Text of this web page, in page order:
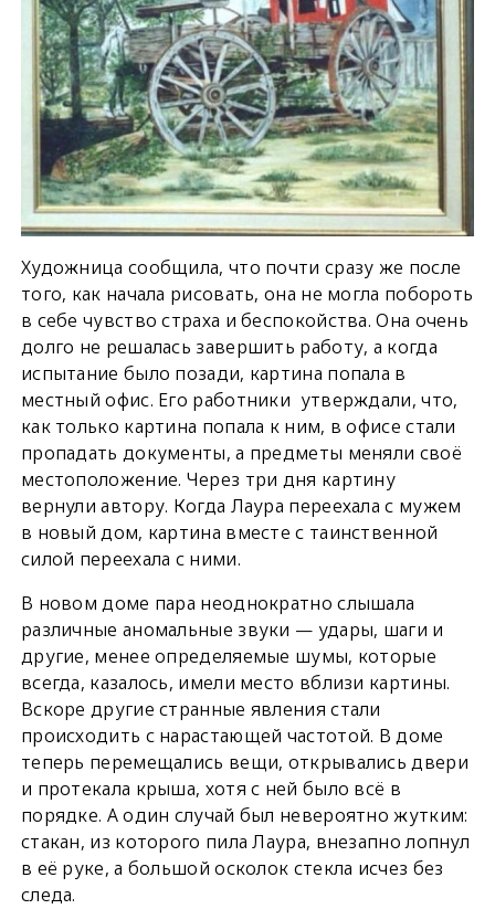
Художница сообщила, что почти сразу же после
того, как начала рисовать, она не могла побороть
в себе чувство страха и беспокойства. Она очень
долго не решалась завершить работу, а когда
испытание было позади, картина попала в
местный офис. Его работники утверждали, что,
как только картина попала к ним, в офисе стали
пропадать документы, а предметы меняли своё
местоположение. Через три дня картину
вернули автору. Когда Лаура переехала с мужем
в новый дом, картина вместе с таинственной
силой переехала с ними.
В новом доме пара неоднократно слышала
различные аномальные звуки — удары, шаги и
другие, менее определяемые шумы, которые
всегда, казалось, имели место вблизи картины.
Вскоре другие странные явления стали
происходить с нарастающей частотой. В доме
теперь перемещались вещи, открывались двери
и протекала крыша, хотя с ней было всё в
порядке. А один случай был невероятно жутким:
стакан, из которого пила Лаура, внезапно лопнул
в её руке, а большой осколок стекла исчез без
следа.